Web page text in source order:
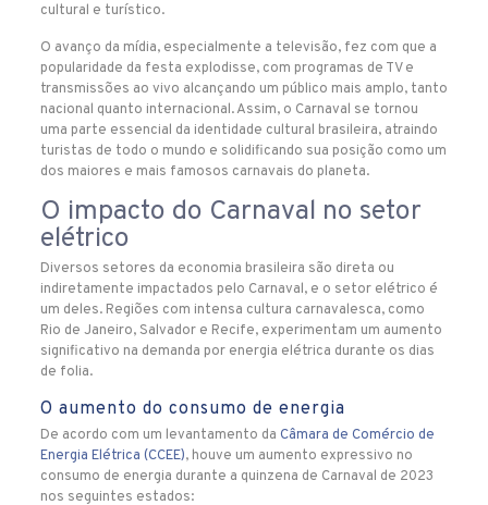
cultural e turístico.
O avanço da mídia, especialmente a televisão, fez com que a
popularidade da festa explodisse, com programas de TV e
transmissões ao vivo alcançando um público mais amplo, tanto
nacional quanto internacional. Assim, o Carnaval se tornou
uma parte essencial da identidade cultural brasileira, atraindo
turistas de todo o mundo e solidificando sua posição como um
dos maiores e mais famosos carnavais do planeta.
O impacto do Carnaval no setor
elétrico
Diversos setores da economia brasileira são direta ou
indiretamente impactados pelo Carnaval, e o setor elétrico é
um deles. Regiões com intensa cultura carnavalesca, como
Rio de Janeiro, Salvador e Recife, experimentam um aumento
significativo na demanda por energia elétrica durante os dias
de folia.
O aumento do consumo de energia
De acordo com um levantamento da Câmara de Comércio de
Energia Elétrica (CCEE), houve um aumento expressivo no
consumo de energia durante a quinzena de Carnaval de 2023
nos seguintes estados: